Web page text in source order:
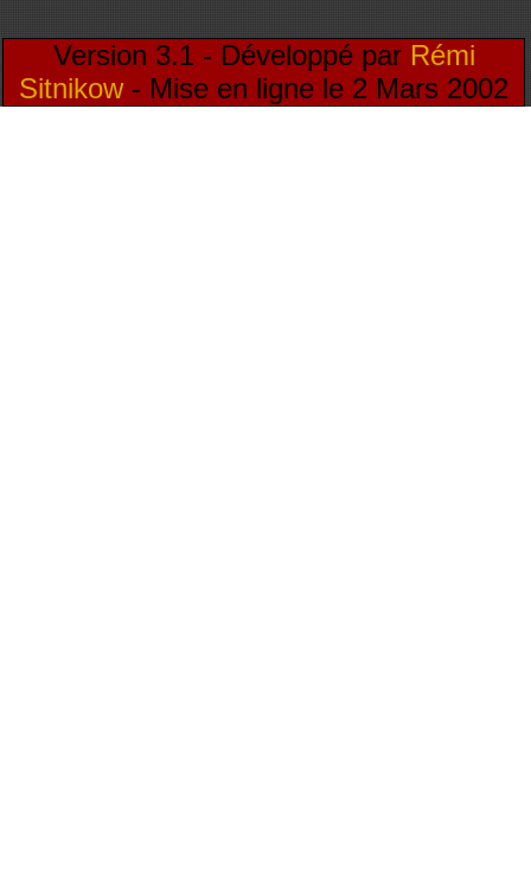
Version 3.1 - Développé par Rémi
Sitnikow- Mise en ligne le 2 Mars 2002